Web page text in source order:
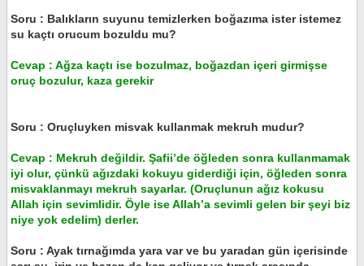
Soru : Balıkların suyunu temizlerken boğazıma ister istemez
su kaçtı orucum bozuldu mu?
Cevap : Ağza kaçtı ise bozulmaz, boğazdan içeri girmişse
oruç bozulur, kaza gerekir
Soru : Oruçluyken misvak kullanmak mekruh mudur?
Cevap : Mekruh değildir. Şafii’de öğleden sonra kullanmamak
iyi olur, çünkü ağızdaki kokuyu giderdiği için, öğleden sonra
misvaklanmayı mekruh sayarlar. (Oruçlunun ağız kokusu
Allah için sevimlidir. Öyle ise Allah’a sevimli gelen bir şeyi biz
niye yok edelim) derler.
Soru : Ayak tırnağımda yara var ve bu yaradan gün içerisinde